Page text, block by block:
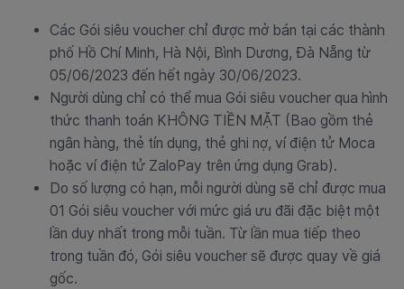
Các Gói siêu voucher chỉ được mở bán tại các thành
phố Hồ Chí Minh, Hà Nội, Bình Dương, Đà Nẵng từ
05/06/2023 đến hết ngày 30/06/2023.
Người dùng chỉ có thể mua Gói siêu voucher qua hình
thức thanh toán KHÔNG TIỀN MẶT (Bao gồm thẻ
ngân hàng, thẻ tín dụng, thẻ ghi nợ, ví điện tử Moca
hoặc ví điện tử ZaloPay trên ứng dụng Grab).
Do số lượng có hạn, mỗi người dùng sẽ chỉ được mua
01 Gói siêu voucher với mức giá ưu đãi đặc biệt một
lần duy nhất trong mỗi tuần. Từ lần mua tiếp theo
trong tuần đó, Gói siêu voucher sẽ được quay về giá
gốc.